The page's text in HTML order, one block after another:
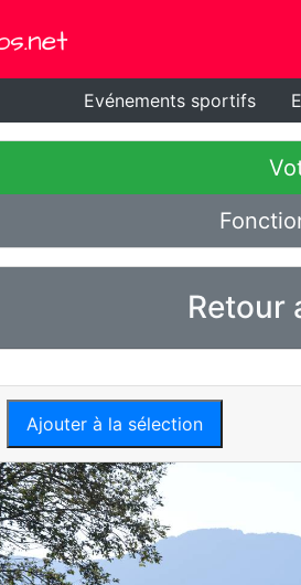
Evénements sportifs
Retour
Ajouter à la sélection